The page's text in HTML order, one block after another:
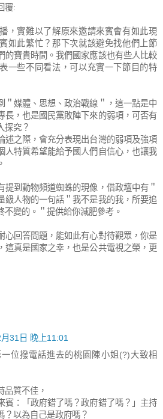
覆:
，實難以了解原來邀請來賓會有如此現
如此繁忙？那下次就該避免找他們上節
的寶貴時間。我們國家應該也有些人比較
一些不同看法，可以充實一下節目的特
＂媒體、思想、政治戰線＂，這一點是中
長，也是國民黨敗陣下來的弱項，可否有
探究？
述之際，會充分表現出台灣的弱項及強項
人特質希望能給予國人們自信心，也讓我
提到動物頻道蜘蛛的現像，借政壇中有＂
級人物的一句話＂我不是我的我，所要追
不變的。＂提供給你減肥參考。
心回答問題，能如此有心對待觀眾，你是
這真是國家之幸，也是公共電視之榮，更
31日 晚上11:01
位撥電話進去的桃園陳小姐(?)大致相
品質不佳，
賓：「政府錯了嗎？政府錯了嗎？」主持
？以為自己是政府嗎？